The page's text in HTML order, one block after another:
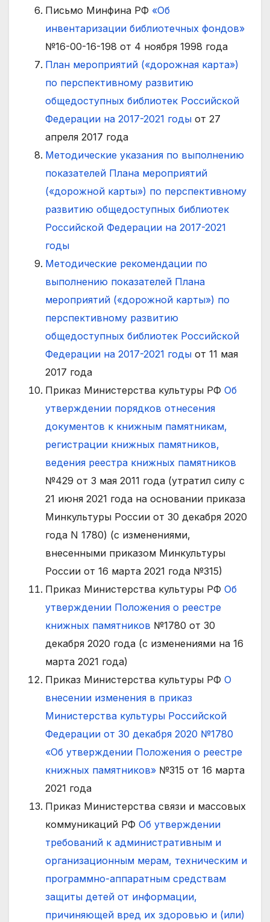
Письмо Минфина РФ «Об
инвентаризации библиотечных фондов»
№16-00-16-198 от 4 ноября 1998 года
План мероприятий («дорожная карта»)
по перспективному развитию
общедоступных библиотек Российской
Федерации на 2017-2021 годы от 27
апреля 2017 года
Методические указания по выполнению
показателей Плана мероприятий
(«дорожной карты») по перспективному
развитию общедоступных библиотек
Российской Федерации на 2017-2021
годы
Методические рекомендации по
выполнению показателей Плана
мероприятий («дорожной карты») по
перспективному развитию
общедоступных библиотек Российской
Федерации на 2017-2021 годы от 11 мая
2017 года
Приказ Министерства культуры РФ Об
утверждении порядков отнесения
документов к книжным памятникам,
регистрации книжных памятников,
ведения реестра книжных памятников
№429 от 3 мая 2011 года (утратил силу с
21 июня 2021 года на основании приказа
Минкультуры России от 30 декабря 2020
года N 1780) (с изменениями,
внесенными приказом Минкультуры
России от 16 марта 2021 года №315)
Приказ Министерства культуры РФ Об
утверждении Положения о реестре
книжных памятников №1780 от 30
декабря 2020 года (c изменениями на 16
марта 2021 года)
Приказ Министерства культуры РФ О
внесении изменения в приказ
Министерства культуры Российской
Федерации от 30 декабря 2020 №1780
«Об утверждении Положения о реестре
книжных памятников» №315 от 16 марта
2021 года
Приказ Министерства связи и массовых
коммуникаций РФ Об утверждении
требований к административным и
организационным мерам, техническим и
программно-аппаратным средствам
защиты детей от информации,
причиняющей вред их здоровью и (или)